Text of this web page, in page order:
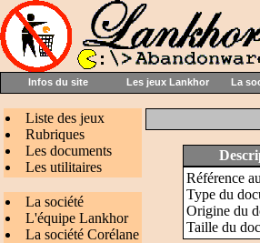
Infos du site Les jeux Lankhor La
Liste des jeux
Rubriques
Les documents
Les utilitaires
La société
L'équipe Lankhor
La société Corélane
Référence
Type du
Origine du
Taille du